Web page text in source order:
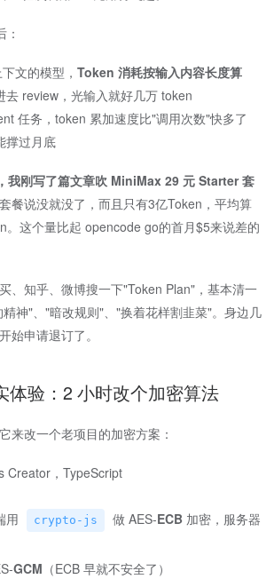
文的模型， Token 消耗按输入内容长度算
去 review，光输入就好几万 token
任务，token 累加速度比"调用次数"快多了
撑过月底
我刚写了篇文章吹 MiniMax 29 元 Starter 套
餐说没就没了，而且只有3亿Token，平均算
。这个量比起 opencode go的首月$5来说差的
、知乎、微博搜一下"Token Plan"，基本清一
神"、"暗改规则"、"换着花样割韭菜"。身边几
始申请退订了。
体验：2 小时改个加密算法
来改一个老项目的加密方案：
Creator，TypeScript
用 crypto-js 做 AES-ECB 加密，服务器
GCM ​（ECB 早就不安全了）